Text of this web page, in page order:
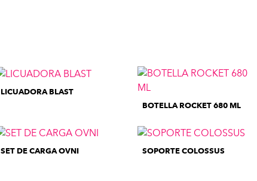
LICUADORA BLAST
BOTELLA ROCKET 680 ML
SET DE CARGA OVNI
SOPORTE COLOSSUS